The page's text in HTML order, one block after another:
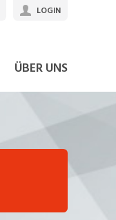
ÜBER UNS
LOGIN